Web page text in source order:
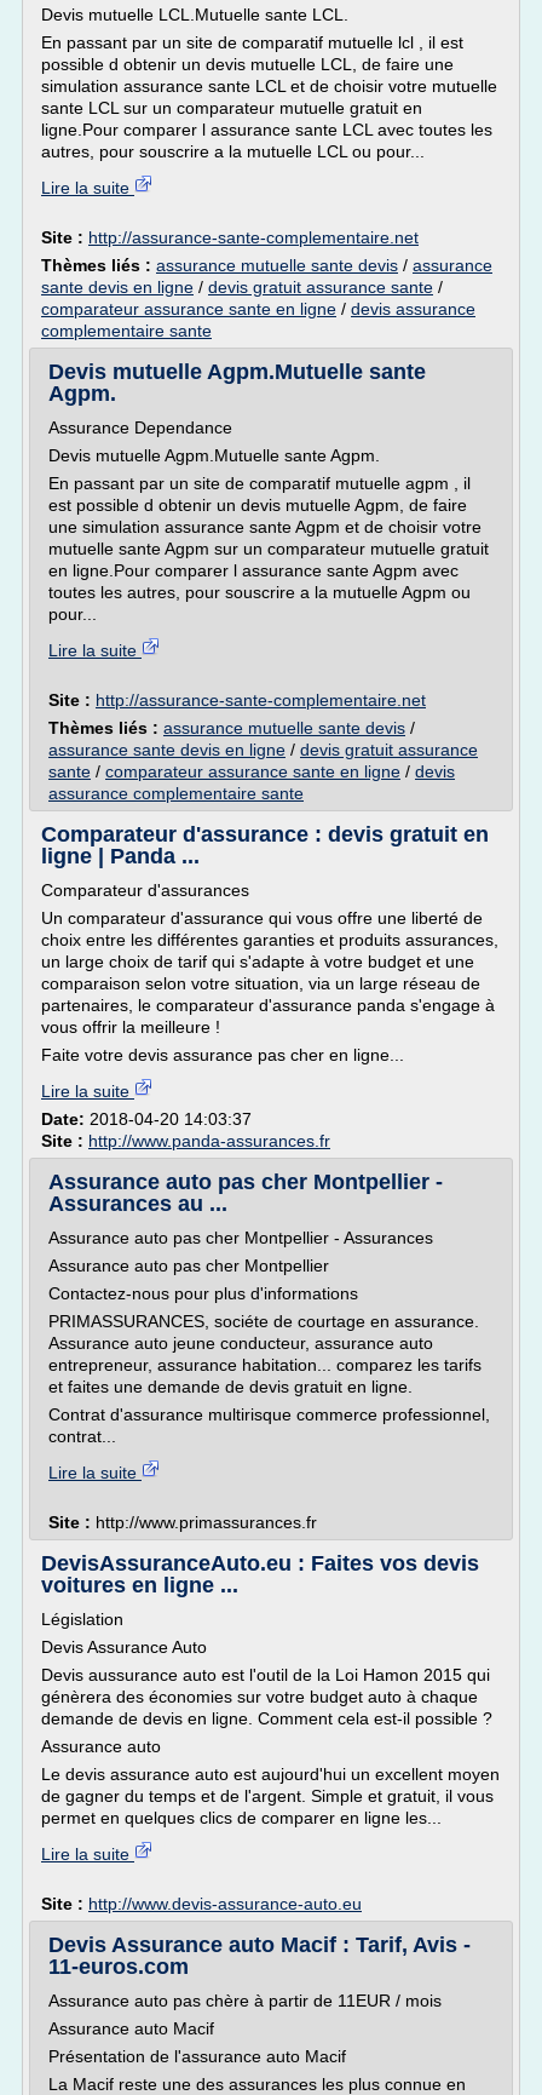
Devis mutuelle LCL.Mutuelle sante LCL.
En passant par un site de comparatif mutuelle lcl , il est
possible d obtenir un devis mutuelle LCL, de faire une
simulation assurance sante LCL et de choisir votre mutuelle
sante LCL sur un comparateur mutuelle gratuit en
ligne.Pour comparer l assurance sante LCL avec toutes les
autres, pour souscrire a la mutuelle LCL ou pour...
Lire la suite
Site : http://assurance-sante-complementaire.net
Thèmes liés : assurance mutuelle sante devis / assurance
sante devis en ligne / devis gratuit assurance sante /
comparateur assurance sante en ligne / devis assurance
complementaire sante
Devis mutuelle Agpm.Mutuelle sante
Agpm.
Assurance Dependance
Devis mutuelle Agpm.Mutuelle sante Agpm.
En passant par un site de comparatif mutuelle agpm , il
est possible d obtenir un devis mutuelle Agpm, de faire
une simulation assurance sante Agpm et de choisir votre
mutuelle sante Agpm sur un comparateur mutuelle gratuit
en ligne.Pour comparer l assurance sante Agpm avec
toutes les autres, pour souscrire a la mutuelle Agpm ou
pour...
Lire la suite
Site : http://assurance-sante-complementaire.net
Thèmes liés : assurance mutuelle sante devis /
assurance sante devis en ligne / devis gratuit assurance
sante / comparateur assurance sante en ligne / devis
assurance complementaire sante
Comparateur d'assurance : devis gratuit en
ligne | Panda ...
Comparateur d'assurances
Un comparateur d'assurance qui vous offre une liberté de
choix entre les différentes garanties et produits assurances,
un large choix de tarif qui s'adapte à votre budget et une
comparaison selon votre situation, via un large réseau de
partenaires, le comparateur d'assurance panda s'engage à
vous offrir la meilleure !
Faite votre devis assurance pas cher en ligne...
Lire la suite
Date: 2018-04-20 14:03:37
Site : http://www.panda-assurances.fr
Assurance auto pas cher Montpellier -
Assurances au ...
Assurance auto pas cher Montpellier - Assurances
Assurance auto pas cher Montpellier
Contactez-nous pour plus d'informations
PRIMASSURANCES, sociéte de courtage en assurance.
Assurance auto jeune conducteur, assurance auto
entrepreneur, assurance habitation... comparez les tarifs
et faites une demande de devis gratuit en ligne.
Contrat d'assurance multirisque commerce professionnel,
contrat...
Lire la suite
Site : http://www.primassurances.fr
DevisAssuranceAuto.eu : Faites vos devis
voitures en ligne ...
Législation
Devis Assurance Auto
Devis aussurance auto est l'outil de la Loi Hamon 2015 qui
génèrera des économies sur votre budget auto à chaque
demande de devis en ligne. Comment cela est-il possible ?
Assurance auto
Le devis assurance auto est aujourd'hui un excellent moyen
de gagner du temps et de l'argent. Simple et gratuit, il vous
permet en quelques clics de comparer en ligne les...
Lire la suite
Site : http://www.devis-assurance-auto.eu
Devis Assurance auto Macif : Tarif, Avis -
11-euros.com
Assurance auto pas chère à partir de 11EUR / mois
Assurance auto Macif
Présentation de l'assurance auto Macif
La Macif reste une des assurances les plus connue en